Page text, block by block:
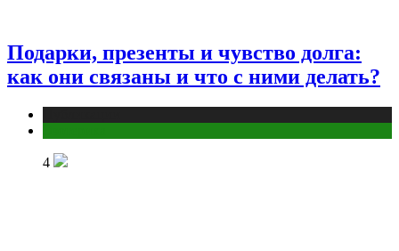
Подарки, презенты и чувство долга:
как они связаны и что с ними делать?
4